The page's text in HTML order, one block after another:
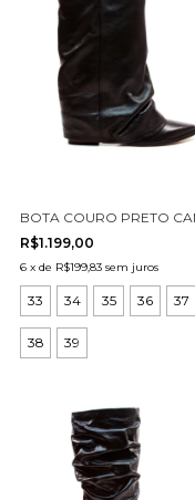
BOTA COURO PRETO
R$1.199,00
6 x de R$199,83 sem juros
33 34 35 36 37
38 39